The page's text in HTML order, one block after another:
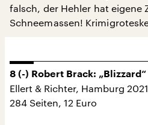
falsch, der Hehler hat eigene
Schneemassen!
8 (-) Robert Brack: „Blizzard“
Ellert & Richter, Hamburg 2021
284 Seiten, 12 Euro